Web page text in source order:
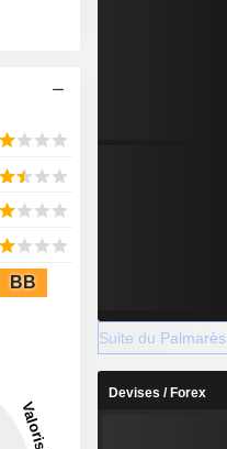
BB
Suite du Palmarès
Devises / Forex